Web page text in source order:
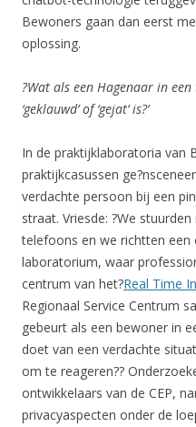
Bewoners gaan dan eerst
oplossing.
?Wat als een Hagenaar in
‘geklauwd’ of ‘gejat’ is?’
In de praktijklaboratoria van
praktijkcasussen
verdachte persoon bij een
straat. Vriesde: ?We
telefoons en we richtten
laboratorium, waar
centrum van het?Real Time
Regionaal Service Centrum
gebeurt als een bewoner in
doet van een verdachte
om te reageren??
ontwikkelaars van de CEP,
privacyaspecten onder de